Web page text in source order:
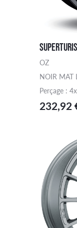
OZ
NOIR MAT
Perçage :
232,92